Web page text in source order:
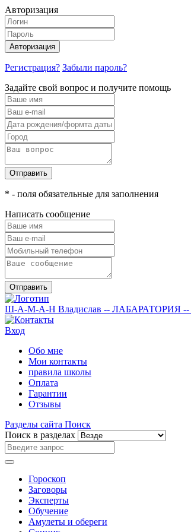
Авторизация
Авторизация
Регистрация? Забыли пароль?
Задайте свой вопрос и получите помощь
Отправить
* - поля обязательные для заполнения
Написать сообщение
Отправить
Ш-А-М-А-Н Владислав -- ЛАБАРАТОРИЯ --
Вход
Обо мне
Мои контакты
правила школы
Оплата
Гарантии
Отзывы
Разделы сайта Поиск
Поиск в разделах
Гороскоп
Заговоры
Эксперты
Обучение
Амулеты и обереги